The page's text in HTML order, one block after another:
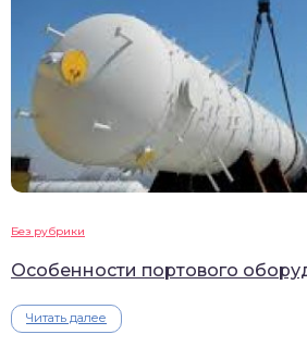
Без рубрики
Особенности портового
Читать далее